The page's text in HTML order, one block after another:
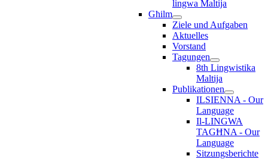
lingwa Maltija
Għilm
Ziele und Aufgaben
Aktuelles
Vorstand
Tagungen
8th Lingwistika
Maltija
Publikationen
ILSIENNA - Our
Language
Il-LINGWA
TAGĦNA - Our
Language
Sitzungsberichte